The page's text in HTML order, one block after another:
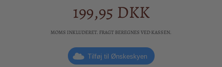
Almindelig
pris
199,95 DKK
MOMS INKLUDERET. FRAGT BEREGNES VED KASSEN.
Tilføj til Ønskeskyen